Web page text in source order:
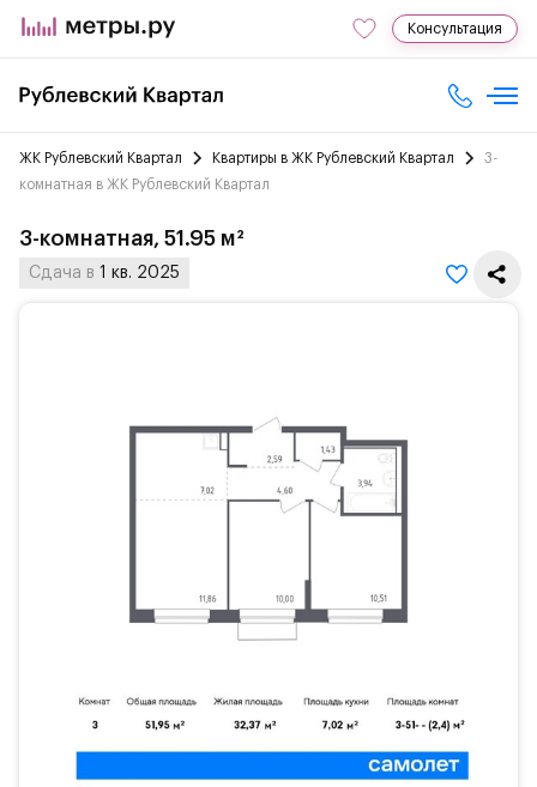
Консультация
ЖК Рублевский Квартал Квартиры в ЖК Рублевский Квартал
3-
комнатная в ЖК Рублевский Квартал
3-комнатная, 51.95 м²
Сдача в 1 кв. 2025